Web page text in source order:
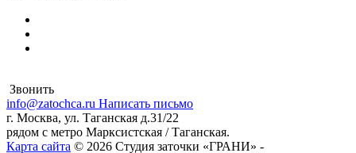
Звонить
info@zatochca.ru Написать письмо
г. Москва, ул. Таганская д.31/22
рядом с метро Марксистская / Таганская.
Карта сайта © 2026 Студия заточки «ГРАНИ» -